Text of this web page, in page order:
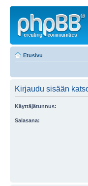
Etusivu
Kirjaudu sisään
Käyttäjätunnus:
Salasana: